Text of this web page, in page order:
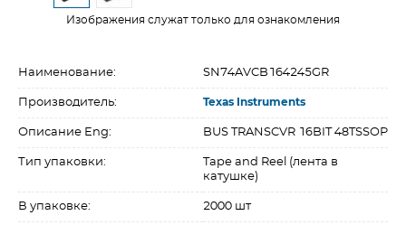
Изображения служат только для ознакомления
Наименование: SN74AVCB164245GR
Производитель: Texas Instruments
Описание Eng: BUS TRANSCVR 16BIT 48TSSOP
Тип упаковки:
Tape and Reel (лента в
катушке)
В упаковке: 2000 шт